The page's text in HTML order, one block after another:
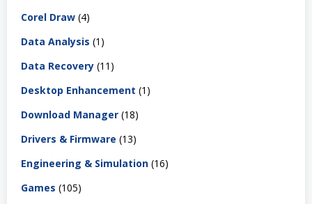
Corel Draw (4)
Data Analysis (1)
Data Recovery (11)
Desktop Enhancement (1)
Download Manager (18)
Drivers & Firmware (13)
Engineering & Simulation (16)
Games (105)